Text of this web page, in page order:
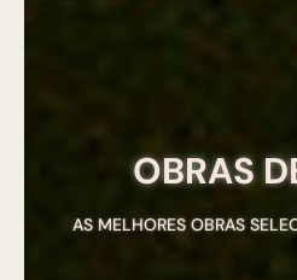
OBRAS
AS MELHORES OBRAS